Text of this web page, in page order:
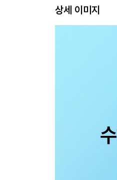
상세 이미지